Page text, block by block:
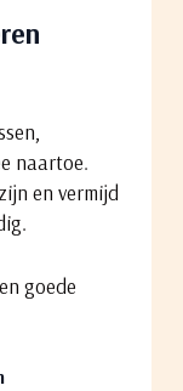
naartoe.
en vermijd
goede